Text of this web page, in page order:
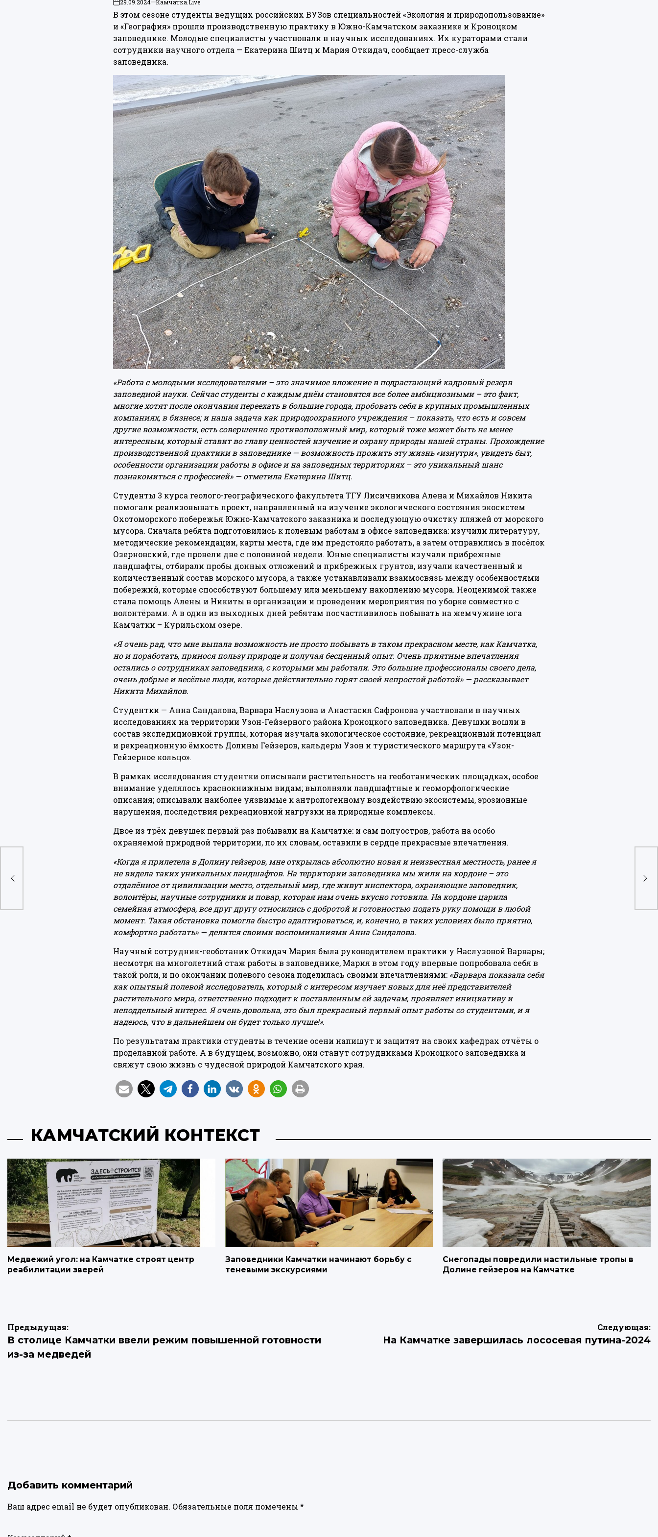
on29.09.2024 Камчатка.Live
В этом сезоне студенты ведущих российских ВУЗов специальностей «Экология и природопользование»
и «География» прошли производственную практику в Южно-Камчатском заказнике и Кроноцком
заповеднике. Молодые специалисты участвовали в научных исследованиях. Их кураторами стали
сотрудники научного отдела — Екатерина Шитц и Мария Откидач, сообщает пресс-служба
заповедника.
«Работа с молодыми исследователями – это значимое вложение в подрастающий кадровый резерв
заповедной науки. Сейчас студенты с каждым днём становятся все более амбициозными – это факт,
многие хотят после окончания переехать в большие города, пробовать себя в крупных промышленных
компаниях, в бизнесе; и наша задача как природоохранного учреждения – показать, что есть и совсем
другие возможности, есть совершенно противоположный мир, который тоже может быть не менее
интересным, который ставит во главу ценностей изучение и охрану природы нашей страны. Прохождение
производственной практики в заповеднике — возможность прожить эту жизнь «изнутри», увидеть быт,
особенности организации работы в офисе и на заповедных территориях – это уникальный шанс
познакомиться с профессией» — отметила Екатерина Шитц.
Студенты 3 курса геолого-географического факультета ТГУ Лисичникова Алена и Михайлов Никита
помогали реализовывать проект, направленный на изучение экологического состояния экосистем
Охотоморского побережья Южно-Камчатского заказника и последующую очистку пляжей от морского
мусора. Сначала ребята подготовились к полевым работам в офисе заповедника: изучили литературу,
методические рекомендации, карты места, где им предстояло работать, а затем отправились в посёлок
Озерновский, где провели две с половиной недели. Юные специалисты изучали прибрежные
ландшафты, отбирали пробы донных отложений и прибрежных грунтов, изучали качественный и
количественный состав морского мусора, а также устанавливали взаимосвязь между особенностями
побережий, которые способствуют большему или меньшему накоплению мусора. Неоценимой также
стала помощь Алены и Никиты в организации и проведении мероприятия по уборке совместно с
волонтёрами. А в один из выходных дней ребятам посчастливилось побывать на жемчужине юга
Камчатки – Курильском озере.
«Я очень рад, что мне выпала возможность не просто побывать в таком прекрасном месте, как Камчатка,
но и поработать, принося пользу природе и получая бесценный опыт. Очень приятные впечатления
остались о сотрудниках заповедника, с которыми мы работали. Это большие профессионалы своего дела,
очень добрые и весёлые люди, которые действительно горят своей непростой работой» — рассказывает
Никита Михайлов.
Студентки — Анна Сандалова, Варвара Наслузова и Анастасия Сафронова участвовали в научных
исследованиях на территории Узон-Гейзерного района Кроноцкого заповедника. Девушки вошли в
состав экспедиционной группы, которая изучала экологическое состояние, рекреационный потенциал
и рекреационную ёмкость Долины Гейзеров, кальдеры Узон и туристического маршрута «Узон-
Гейзерное кольцо».
В рамках исследования студентки описывали растительность на геоботанических площадках, особое
внимание уделялось краснокнижным видам; выполняли ландшафтные и геоморфологические
описания; описывали наиболее уязвимые к антропогенному воздействию экосистемы, эрозионные
нарушения, последствия рекреационной нагрузки на природные комплексы.
Двое из трёх девушек первый раз побывали на Камчатке: и сам полуостров, работа на особо
охраняемой природной территории, по их словам, оставили в сердце прекрасные впечатления.
«Когда я прилетела в Долину гейзеров, мне открылась абсолютно новая и неизвестная местность, ранее я
не видела таких уникальных ландшафтов. На территории заповедника мы жили на кордоне – это
отдалённое от цивилизации место, отдельный мир, где живут инспектора, охраняющие заповедник,
волонтёры, научные сотрудники и повар, которая нам очень вкусно готовила. На кордоне царила
семейная атмосфера, все друг другу относились с добротой и готовностью подать руку помощи в любой
момент. Такая обстановка помогла быстро адаптироваться, и, конечно, в таких условиях было приятно,
комфортно работать» — делится своими воспоминаниями Анна Сандалова.
Научный сотрудник-геоботаник Откидач Мария была руководителем практики у Наслузовой Варвары;
несмотря на многолетний стаж работы в заповеднике, Мария в этом году впервые попробовала себя в
такой роли, и по окончании полевого сезона поделилась своими впечатлениями: «Варвара показала себя
как опытный полевой исследователь, который с интересом изучает новых для неё представителей
растительного мира, ответственно подходит к поставленным ей задачам, проявляет инициативу и
неподдельный интерес. Я очень довольна, это был прекрасный первый опыт работы со студентами, и я
надеюсь, что в дальнейшем он будет только лучше!».
По результатам практики студенты в течение осени напишут и защитят на своих кафедрах отчёты о
проделанной работе. А в будущем, возможно, они станут сотрудниками Кроноцкого заповедника и
свяжут свою жизнь с чудесной природой Камчатского края.
КАМЧАТСКИЙ КОНТЕКСТ
Медвежий угол: на Камчатке строят центр
реабилитации зверей
Заповедники Камчатки начинают борьбу с
теневыми экскурсиями
Снегопады повредили настильные тропы в
Долине гейзеров на Камчатке
Навигация
по
записям
Предыдущая:
В столице Камчатки ввели режим повышенной готовности
из-за медведей
Следующая:
На Камчатке завершилась лососевая путина-2024
Добавить комментарий
Ваш адрес email не будет опубликован. Обязательные поля помечены *